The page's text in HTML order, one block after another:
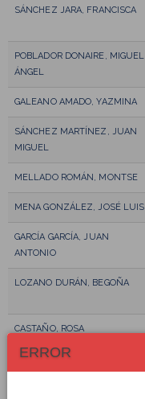
SÁNCHEZ JARA, FRANCISCA
POBLADOR DONAIRE, MIGUEL
ÁNGEL
GALEANO AMADO, YAZMINA
SÁNCHEZ MARTÍNEZ, JUAN
MIGUEL
MELLADO ROMÁN, MONTSE
MENA GONZÁLEZ, JOSÉ LUIS
GARCÍA GARCÍA, JUAN
ANTONIO
LOZANO DURÁN, BEGOÑA
CASTAÑO, ROSA
LOPEZ MARTIN, MARIA
ERROR